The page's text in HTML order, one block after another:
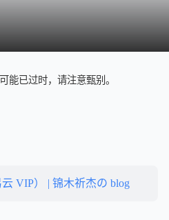
能已过时，请注意甄别。
VIP） | 锦木祈杰の blog